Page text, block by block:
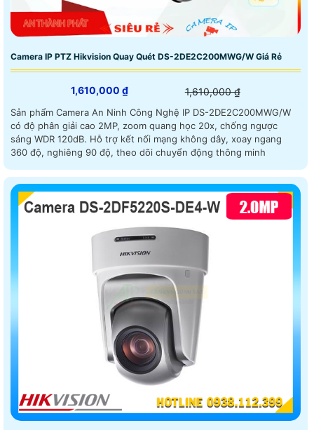
Camera IP PTZ Hikvision Quay Quét DS-2DE2C200MWG/W Giá Rẻ
1,610,000 ₫ 1,610,000 ₫
Sản phẩm Camera An Ninh Công Nghệ IP DS-2DE2C200MWG/W
có độ phân giải cao 2MP, zoom quang học 20x, chống ngược
sáng WDR 120dB. Hỗ trợ kết nối mạng không dây, xoay ngang
360 độ, nghiêng 90 độ, theo dõi chuyển động thông minh